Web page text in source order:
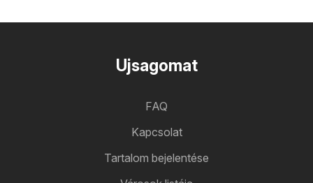
Ujsagomat
FAQ
Kapcsolat
Tartalom bejelentése